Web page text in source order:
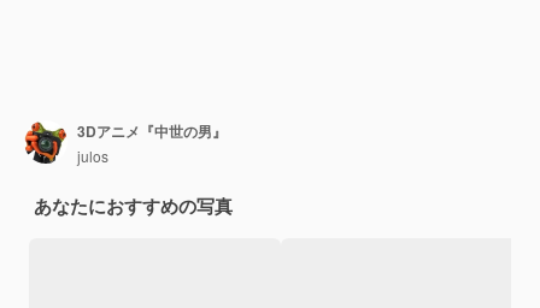
3Dアニメ『中世の男』
julos
あなたにおすすめの写真